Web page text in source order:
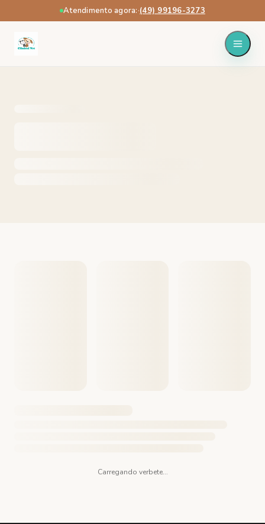
Atendimento agora:·(49) 99196-3273
Carregando verbete...